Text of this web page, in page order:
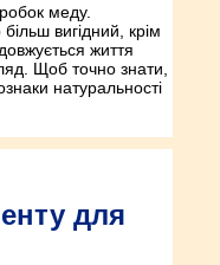
меду.
вигідний, крім
життя
Щоб точно знати,
натуральності
для